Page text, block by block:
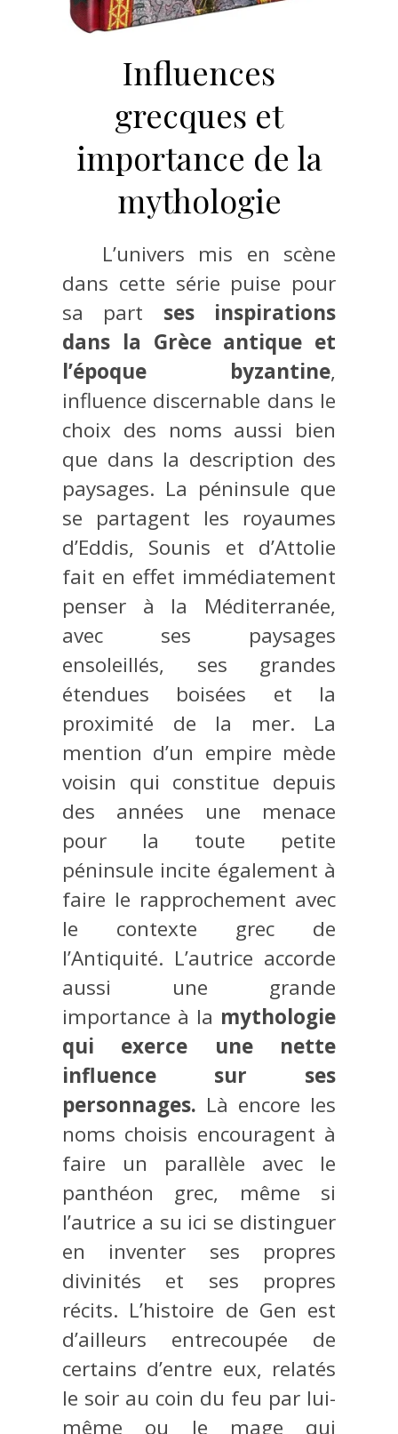
Influences
grecques et
importance de la
mythologie
L’univers mis en scène
dans cette série puise pour
sa part ses inspirations
dans la Grèce antique et
l’époque byzantine,
influence discernable dans le
choix des noms aussi bien
que dans la description des
paysages. La péninsule que
se partagent les royaumes
d’Eddis, Sounis et d’Attolie
fait en effet immédiatement
penser à la Méditerranée,
avec ses paysages
ensoleillés, ses grandes
étendues boisées et la
proximité de la mer. La
mention d’un empire mède
voisin qui constitue depuis
des années une menace
pour la toute petite
péninsule incite également à
faire le rapprochement avec
le contexte grec de
l’Antiquité. L’autrice accorde
aussi une grande
importance à la mythologie
qui exerce une nette
influence sur ses
personnages. Là encore les
noms choisis encouragent à
faire un parallèle avec le
panthéon grec, même si
l’autrice a su ici se distinguer
en inventer ses propres
divinités et ses propres
récits. L’histoire de Gen est
d’ailleurs entrecoupée de
certains d’entre eux, relatés
le soir au coin du feu par lui-
même ou le mage qui